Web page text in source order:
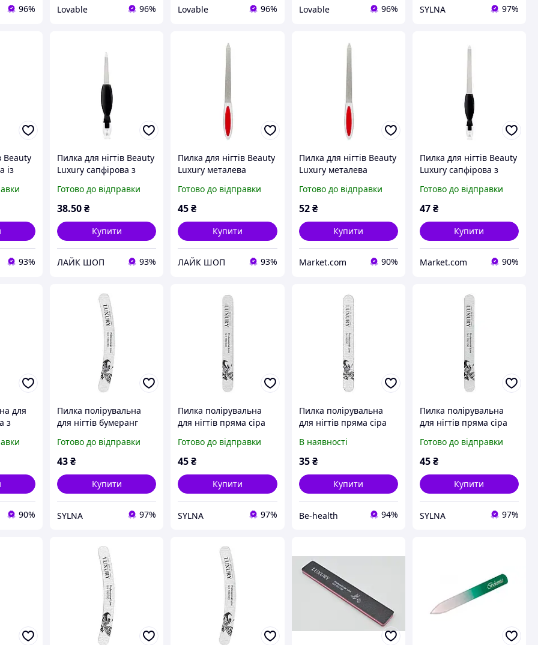
96% Lovable 96% Lovable 96% Lovable 96% SYLNA 97%
Beauty
із
93%
Пилка для нігтів Beauty
Luxury сапфірова з
14,5 см
Готово до відправки
38.50₴
Купити
ЛАЙК ШОП 93%
Пилка для нігтів Beauty
Luxury металева
35
Готово до відправки
45₴
Купити
ЛАЙК ШОП 93%
Пилка для нігтів Beauty
Luxury металева
35 Daily Skin Care
Готово до відправки
52 ₴
Купити
Market.com 90%
Пилка для нігтів Beauty
Luxury сапфірова з
19,5 см NF-07 Daily Skin
Care
Готово до відправки
47₴
Купити
Market.com 90%
для
з
см NF-
90%
Пилка полірувальна
для нігтів бумеранг
02G 180/240
Готово до відправки
43₴
Купити
SYLNA 97%
Пилка полірувальна
для нігтів пряма сіра
80/80 180/240
Готово до відправки
45₴
Купити
SYLNA 97%
Пилка полірувальна
для нігтів пряма сіра
80/80
В наявності
35 ₴
Купити
Be-health 94%
Пилка полірувальна
для нігтів пряма сіра
80/80 150/150
Готово до відправки
45₴
Купити
SYLNA 97%